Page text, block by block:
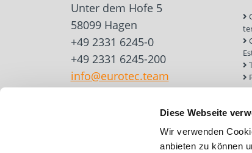
Diese Webseite
Wir verwenden
anbieten zu können
Unter dem Hofe 5
58099 Hagen
+49 2331 6245-0
+49 2331 6245-200
info@eurotec.team